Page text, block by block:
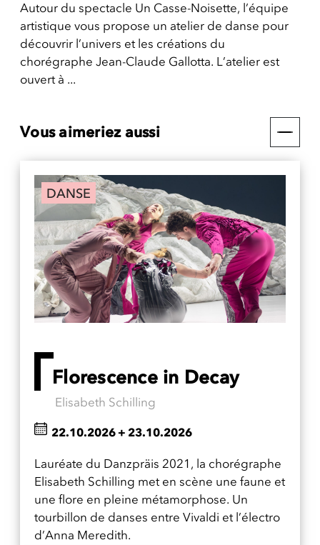
Autour du spectacle Un Casse-Noisette, l’équipe
artistique vous propose un atelier de danse pour
découvrir l’univers et les créations du
chorégraphe Jean-Claude Gallotta. L’atelier est
ouvert à ...
Vous aimeriez aussi
DANSE
Florescence in Decay
Elisabeth Schilling
Lauréate du Danzpräis 2021, la chorégraphe
Elisabeth Schilling met en scène une faune et
une flore en pleine métamorphose. Un
tourbillon de danses entre Vivaldi et l’électro
d’Anna Meredith.
22.10.2026+ 23.10.2026